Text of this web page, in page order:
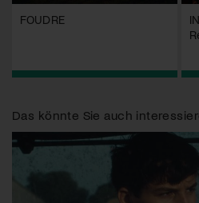
FOUDRE
Das könnte Sie auch